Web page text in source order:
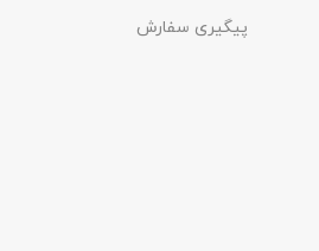
پیگیری سفارش